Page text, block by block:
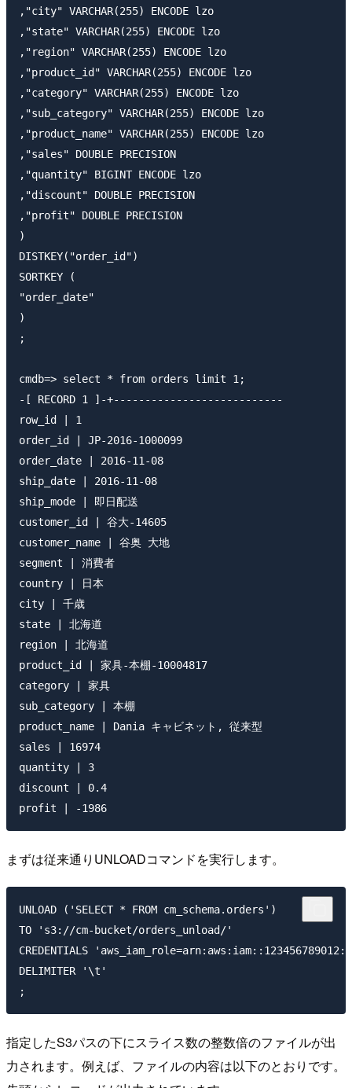
,"city" VARCHAR(255) ENCODE lzo
,"state" VARCHAR(255) ENCODE lzo
,"region" VARCHAR(255) ENCODE lzo
,"product_id" VARCHAR(255) ENCODE lzo
,"category" VARCHAR(255) ENCODE lzo
,"sub_category" VARCHAR(255) ENCODE lzo
,"product_name" VARCHAR(255) ENCODE lzo
,"sales" DOUBLE PRECISION
,"quantity" BIGINT ENCODE lzo
,"discount" DOUBLE PRECISION
,"profit" DOUBLE PRECISION
)
DISTKEY("order_id")
SORTKEY (
"order_date"
)
;
cmdb=> select * from orders limit 1;
-[ RECORD 1 ]-+---------------------------
row_id | 1
order_id | JP-2016-1000099
order_date | 2016-11-08
ship_date | 2016-11-08
ship_mode | 即日配送
customer_id | 谷大-14605
customer_name | 谷奥 大地
segment | 消費者
country | 日本
city | 千歳
state | 北海道
region | 北海道
product_id | 家具-本棚-10004817
category | 家具
sub_category | 本棚
product_name | Dania キャビネット, 従来型
sales | 16974
quantity | 3
discount | 0.4
まずは従来通りUNLOADコマンドを実行します。
UNLOAD ('SELECT * FROM cm_schema.orders')
TO 's3://cm-bucket/orders_unload/'
CREDENTIALS
DELIMITER '\t'
指定したS3パスの下にスライス数の整数倍のファイルが出
力されます。例えば、ファイルの内容は以下のとおりです。